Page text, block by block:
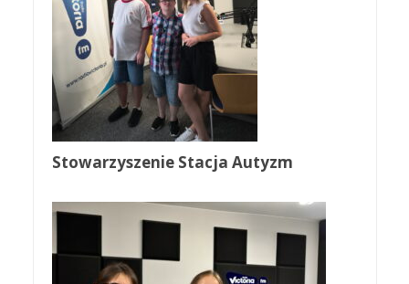
Stowarzyszenie Stacja Autyzm